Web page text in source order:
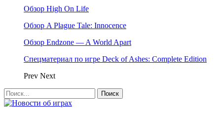
Обзор High On Life
Обзор A Plague Tale: Innocence
Обзор Endzone — A World Apart
Спецматериал по игре Deck of Ashes: Complete Edition
Prev Next